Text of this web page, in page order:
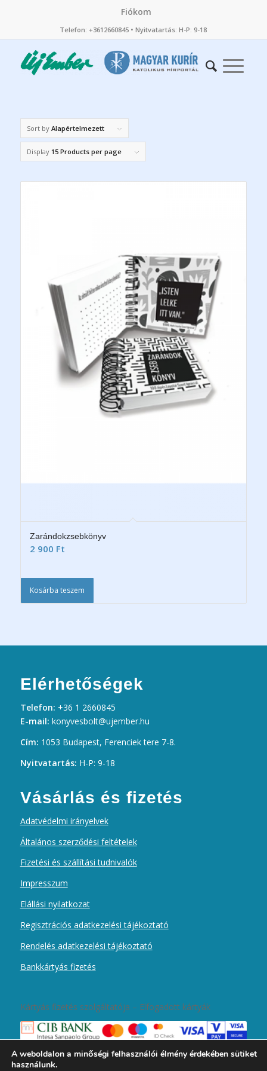
Fiókom
Telefon: +3612660845 • Nyitvatartás: H-P: 9-18
Sort by Alapértelmezett
Display 15 Products per page
Zarándokzsebkönyv
2 900 Ft
Kosárba teszem
Elérhetőségek
Telefon: +36 1 2660845
E-mail: konyvesbolt@ujember.hu
Cím: 1053 Budapest, Ferenciek tere 7-8.
Nyitvatartás: H-P: 9-18
Vásárlás és fizetés
Adatvédelmi irányelvek
Általános szerződési feltételek
Fizetési és szállítási tudnivalók
Impresszum
Elállási nyilatkozat
Regisztrációs adatkezelési tájékoztató
Rendelés adatkezelési tájékoztató
Bankkártyás fizetés
Kártyás fizetés szolgáltatója – Elfogadott kártyák
A weboldalon a minőségi felhasználói élmény érdekében sütiket
használunk.